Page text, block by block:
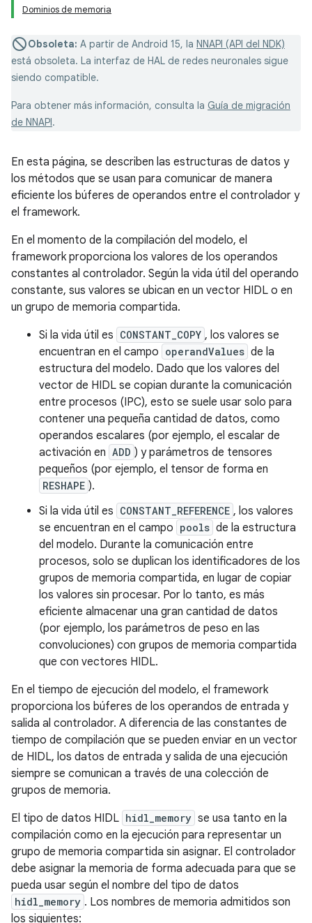
Dominios de memoria
Obsoleta: A partir de Android 15, la NNAPI (API del NDK)
está obsoleta. La interfaz de HAL de redes neuronales sigue
siendo compatible.
Para obtener más información, consulta la Guía de migración
de NNAPI.
En esta página, se describen las estructuras de datos y
los métodos que se usan para comunicar de manera
eficiente los búferes de operandos entre el controlador y
el framework.
En el momento de la compilación del modelo, el
framework proporciona los valores de los operandos
constantes al controlador. Según la vida útil del operando
constante, sus valores se ubican en un vector HIDL o en
un grupo de memoria compartida.
Si la vida útil es CONSTANT_COPY , los valores se
encuentran en el campo operandValues de la
estructura del modelo. Dado que los valores del
vector de HIDL se copian durante la comunicación
entre procesos (IPC), esto se suele usar solo para
contener una pequeña cantidad de datos, como
operandos escalares (por ejemplo, el escalar de
activación en ADD ) y parámetros de tensores
pequeños (por ejemplo, el tensor de forma en
RESHAPE ).
Si la vida útil es CONSTANT_REFERENCE , los valores
se encuentran en el campo pools de la estructura
del modelo. Durante la comunicación entre
procesos, solo se duplican los identificadores de los
grupos de memoria compartida, en lugar de copiar
los valores sin procesar. Por lo tanto, es más
eficiente almacenar una gran cantidad de datos
(por ejemplo, los parámetros de peso en las
convoluciones) con grupos de memoria compartida
que con vectores HIDL.
En el tiempo de ejecución del modelo, el framework
proporciona los búferes de los operandos de entrada y
salida al controlador. A diferencia de las constantes de
tiempo de compilación que se pueden enviar en un vector
de HIDL, los datos de entrada y salida de una ejecución
siempre se comunican a través de una colección de
grupos de memoria.
El tipo de datos HIDL hidl_memory se usa tanto en la
compilación como en la ejecución para representar un
grupo de memoria compartida sin asignar. El controlador
debe asignar la memoria de forma adecuada para que se
pueda usar según el nombre del tipo de datos
hidl_memory . Los nombres de memoria admitidos son
los siguientes: